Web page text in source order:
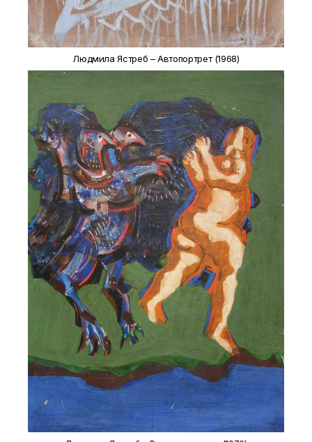
Людмила Ястреб – Автопортрет (1968)